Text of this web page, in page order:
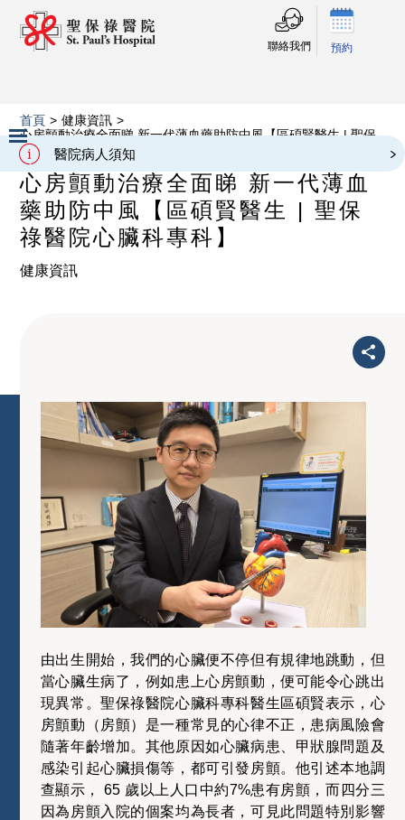
聯絡我們 預約
醫院病人須知
Slide 2 of 3.
首頁 > 健康資訊 >
心房顫動治療全面睇 新一代薄血藥助防中風【區碩賢醫生 | 聖保
祿醫院心臟科專科】
心房顫動治療全面睇 新一代薄血
藥助防中風【區碩賢醫生 | 聖保
祿醫院心臟科專科】
健康資訊
由出生開始，我們的心臟便不停但有規律地跳動，但
當心臟生病了，例如患上心房顫動，便可能令心跳出
現異常。聖保祿醫院心臟科專科醫生區碩賢表示，心
房顫動（房顫）是一種常見的心律不正，患病風險會
隨著年齡增加。其他原因如心臟病患、甲狀腺問題及
感染引起心臟損傷等，都可引發房顫。他引述本地調
查顯示， 65 歲以上人口中約7%患有房顫，而四分三
因為房顫入院的個案均為長者，可見此問題特別影響